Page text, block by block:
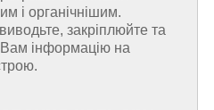
і органічнішим.
закріплюйте та
Вам інформацію на